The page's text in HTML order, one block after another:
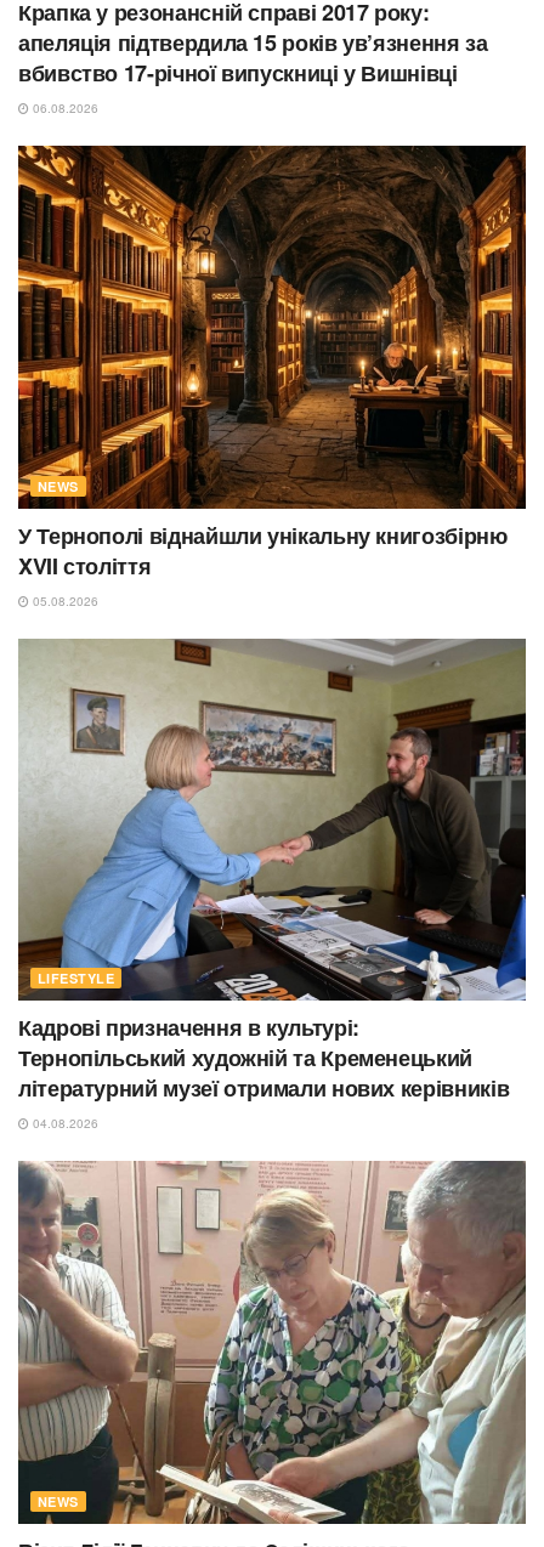
Крапка у резонансній справі 2017 року:
апеляція підтвердила 15 років ув’язнення за
вбивство 17-річної випускниці у Вишнівці
06.08.2026
NEWS
У Тернополі віднайшли унікальну книгозбірню
XVII століття
05.08.2026
LIFESTYLE
Кадрові призначення в культурі:
Тернопільський художній та Кременецький
літературний музеї отримали нових керівників
04.08.2026
NEWS